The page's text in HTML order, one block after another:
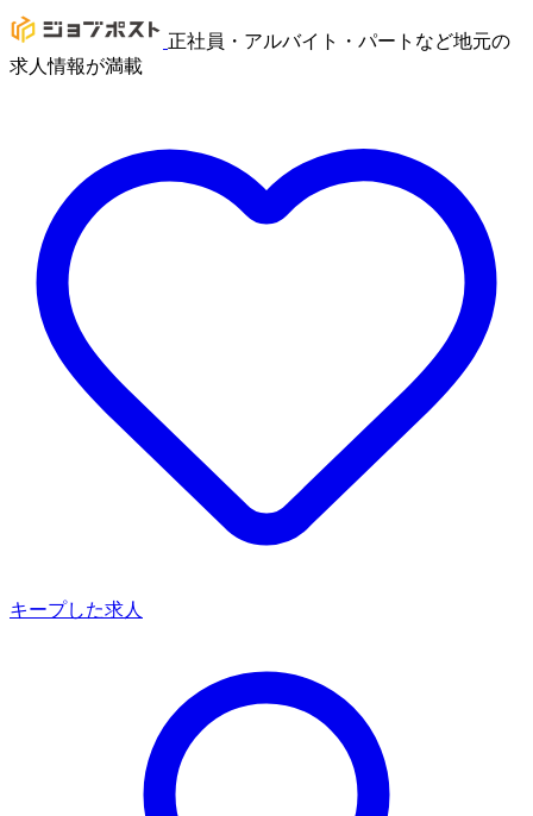
正社員・アルバイト・パートなど地元の
求人情報が満載
キープした求人